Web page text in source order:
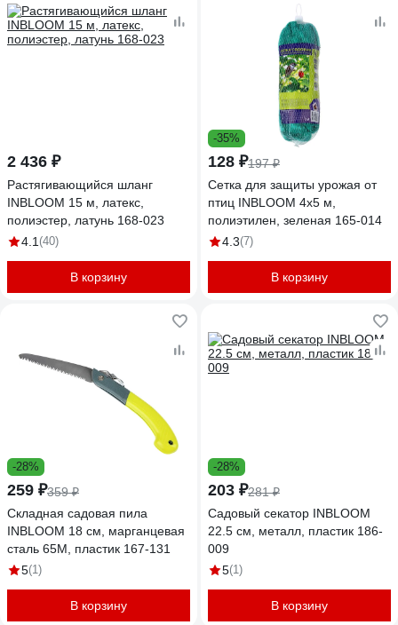
2 436 ₽
Растягивающийся шланг
INBLOOM 15 м, латекс,
полиэстер, латунь 168-023
4.1 (40)
В корзину
-35%
128 ₽197 ₽
Сетка для защиты урожая от
птиц INBLOOM 4x5 м,
полиэтилен, зеленая 165-014
4.3(7)
В корзину
-28%
259 ₽359 ₽
Складная садовая пила
INBLOOM 18 см, марганцевая
сталь 65М, пластик 167-131
5(1)
В корзину
-28%
203 ₽281 ₽
Садовый секатор INBLOOM
22.5 см, металл, пластик 186-
009
5(1)
В корзину